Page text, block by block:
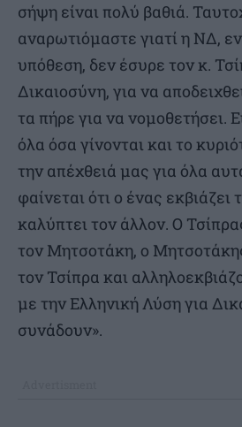
σήψη είναι πολύ βαθιά.
αναρωτιόμαστε γιατί η ΝΔ,
υπόθεση, δεν έσυρε τον κ.
Δικαιοσύνη, για να
τα πήρε για να νομοθετήσει.
όλα όσα γίνονται και το
την απέχθειά μας για όλα
φαίνεται ότι ο ένας εκβιάζει
καλύπτει τον άλλον. Ο
τον Μητσοτάκη, ο
τον Τσίπρα και
με την Ελληνική Λύση για
συνάδουν».